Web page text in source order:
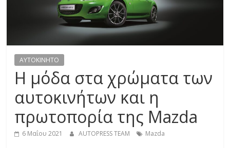
S
S
AYTOKINHTO
Η μόδα στα χρώματα των
αυτοκινήτων και η
πρωτοπορία της Mazda
6 Μαΐου 2021 AUTOPRESS TEAM Mazda